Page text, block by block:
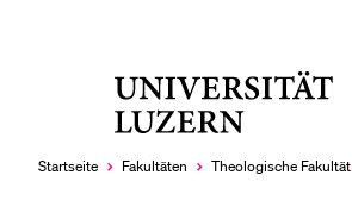
Startseite Fakultäten Theologische Fakultät
LETZTE SUCHEN